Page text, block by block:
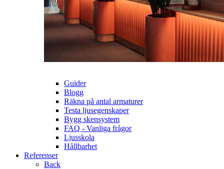
Guider
Blogg
Räkna på antal armaturer
Testa ljusegenskaper
Bygg skensystem
FAQ - Vanliga frågor
Ljusskola
Hållbarhet
Referenser
Back